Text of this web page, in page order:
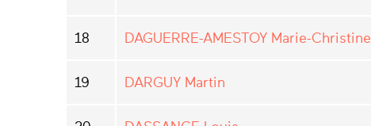
18 DAGUERRE-AMESTOY Marie-Christine
19 DARGUY Martin